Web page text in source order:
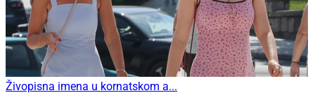
Živopisna imena u kornatskom a...